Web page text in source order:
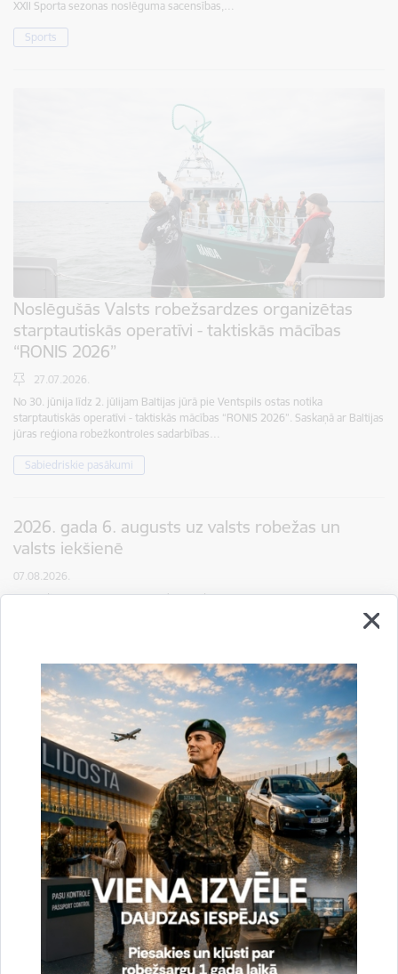
XXII Sporta sezonas noslēguma sacensības,…
Sports
Noslēgušās Valsts robežsardzes organizētas
starptautiskās operatīvi - taktiskās mācības
“RONIS 2026”
27.07.2026.
No 30. jūnija līdz 2. jūlijam Baltijas jūrā pie Ventspils ostas notika
starptautiskās operatīvi - taktiskās mācības “RONIS 2026”. Saskaņā ar Baltijas
jūras reģiona robežkontroles sadarbības…
Sabiedriskie pasākumi
2026. gada 6. augusts uz valsts robežas un
valsts iekšienē
07.08.2026.
Ceturtdien, 6. augustā, Valsts robežsardzes amatpersonas novērsušas 104
Statistika
2026. gada 5. augusts uz valsts robežas un
valsts iekšienē
06.08.2026.
Trešdien, 5. augustā, Valsts robežsardzes amatpersonas novērsušas 32
cilvēku mēģinājumus nelikumīgi šķērsot Latvijas – Baltkrievijas valsts
robežu, kopumā šogad no valsts robežas nelikumīgas…
Statistika